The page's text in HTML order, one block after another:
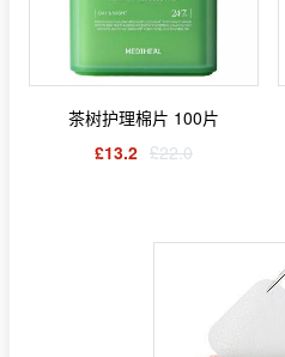
茶树护理棉片 100片
£13.2 £22.0